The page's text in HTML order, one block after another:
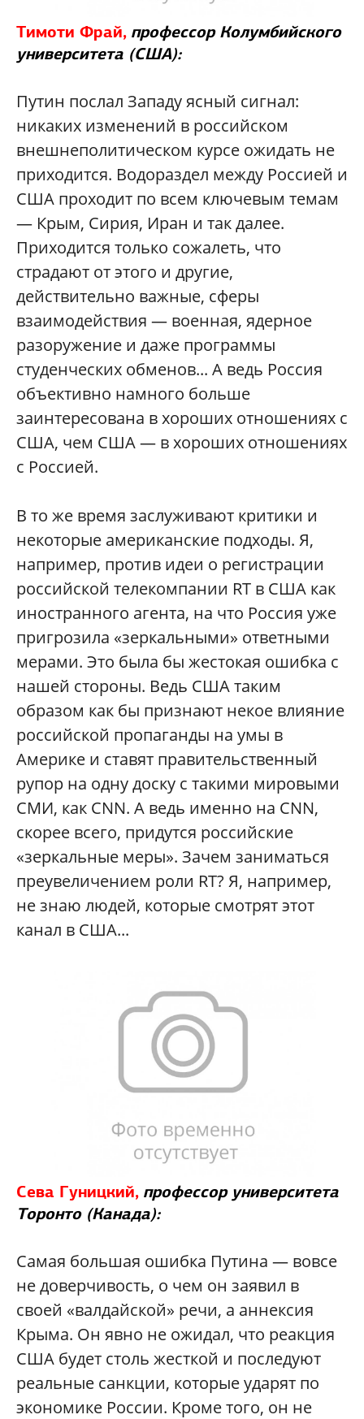
Тимоти Фрай, профессор Колумбийского
университета (США):
Путин послал Западу ясный сигнал:
никаких изменений в российском
внешнеполитическом курсе ожидать не
приходится. Водораздел между Россией и
США проходит по всем ключевым темам
— Крым, Сирия, Иран и так далее.
Приходится только сожалеть, что
страдают от этого и другие,
действительно важные, сферы
взаимодействия — военная, ядерное
разоружение и даже программы
студенческих обменов... А ведь Россия
объективно намного больше
заинтересована в хороших отношениях с
США, чем США — в хороших отношениях
с Россией.
В то же время заслуживают критики и
некоторые американские подходы. Я,
например, против идеи о регистрации
российской телекомпании RT в США как
иностранного агента, на что Россия уже
пригрозила «зеркальными» ответными
мерами. Это была бы жестокая ошибка с
нашей стороны. Ведь США таким
образом как бы признают некое влияние
российской пропаганды на умы в
Америке и ставят правительственный
рупор на одну доску с такими мировыми
СМИ, как CNN. А ведь именно на CNN,
скорее всего, придутся российские
«зеркальные меры». Зачем заниматься
преувеличением роли RT? Я, например,
не знаю людей, которые смотрят этот
канал в США...
Сева Гуницкий, профессор университета
Торонто (Канада):
Самая большая ошибка Путина — вовсе
не доверчивость, о чем он заявил в
своей «валдайской» речи, а аннексия
Крыма. Он явно не ожидал, что реакция
США будет столь жесткой и последуют
реальные санкции, которые ударят по
экономике России. Кроме того, он не